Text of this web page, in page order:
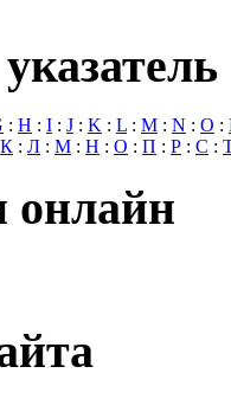
: H : I : J : K : L : M : N : O :
К : Л : М : Н : О : П : Р : С :
онлайн